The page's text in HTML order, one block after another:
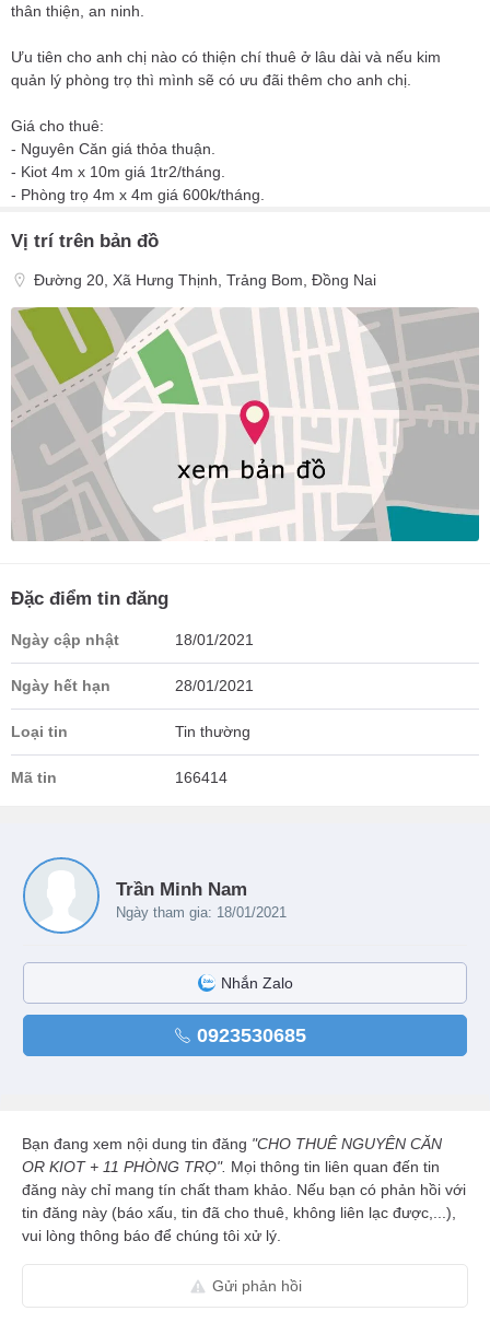
thân thiện, an ninh.
Ưu tiên cho anh chị nào có thiện chí thuê ở lâu dài và nếu kim
quản lý phòng trọ thì mình sẽ có ưu đãi thêm cho anh chị.
Giá cho thuê:
- Nguyên Căn giá thỏa thuận.
- Kiot 4m x 10m giá 1tr2/tháng.
- Phòng trọ 4m x 4m giá 600k/tháng.
Vị trí trên bản đồ
Đường 20, Xã Hưng Thịnh, Trảng Bom, Đồng Nai
Đặc điểm tin đăng
Ngày cập nhật 18/01/2021
Ngày hết hạn 28/01/2021
Loại tin Tin thường
Mã tin 166414
Trần Minh Nam
Ngày tham gia: 18/01/2021
Nhắn Zalo
0923530685
Bạn đang xem nội dung tin đăng "CHO THUÊ NGUYÊN CĂN
OR KIOT + 11 PHÒNG TRỌ". Mọi thông tin liên quan đến tin
đăng này chỉ mang tín chất tham khảo. Nếu bạn có phản hồi với
tin đăng này (báo xấu, tin đã cho thuê, không liên lạc được,...),
vui lòng thông báo để chúng tôi xử lý.
Gửi phản hồi